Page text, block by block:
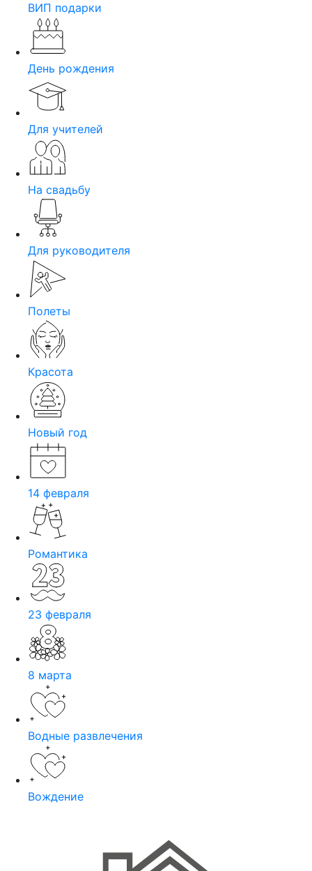
ВИП подарки
День рождения
Для учителей
На свадьбу
Для руководителя
Полеты
Красота
Новый год
14 февраля
Романтика
23 февраля
8 марта
Водные развлечения
Вождение